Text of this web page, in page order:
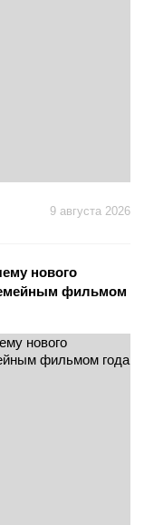
9 августа 2026
нового
фильмом